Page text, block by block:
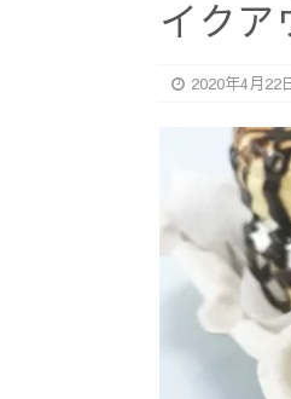
イクア
2020年4月22